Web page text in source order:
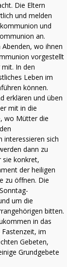
Die Eltern
und melden
und
an.
wo ihnen
vorgestellt
In den
Leben im
können.
erklären und üben
mit in die
wo Mütter die
interessieren sich
dann zu
sie konkret,
der heiligen
zu öffnen. Die
um die
bitten.
in das
Fastenzeit, im
Gebeten,
Grundgebete